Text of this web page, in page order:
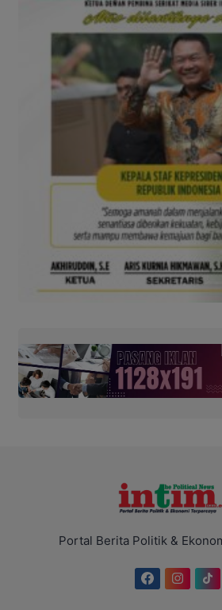
Portal Berita Politik &